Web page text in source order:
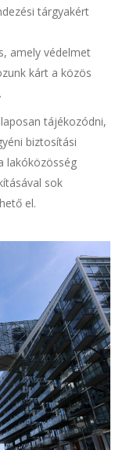
tárgyakért
amely védelmet
kárt a közös
tájékozódni,
biztosítási
lakóközösség
sok
el.